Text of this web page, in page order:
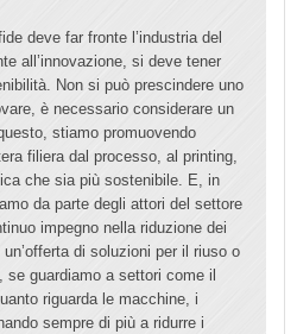
deve far fronte l’industria del
all’innovazione, si deve tener
Non si può prescindere uno
è necessario considerare un
stiamo promuovendo
filiera dal processo, al printing,
che sia più sostenibile. E, in
da parte degli attori del settore
impegno nella riduzione dei
di soluzioni per il riuso o
guardiamo a settori come il
riguarda le macchine, i
sempre di più a ridurre i